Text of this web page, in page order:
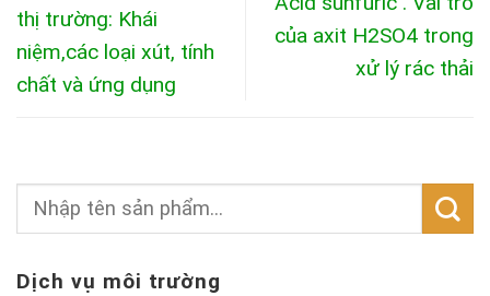
thị trường: Khái
niệm,các loại xút, tính
chất và ứng dụng
của axit H2SO4 trong
xử lý rác thải
Dịch vụ môi trường